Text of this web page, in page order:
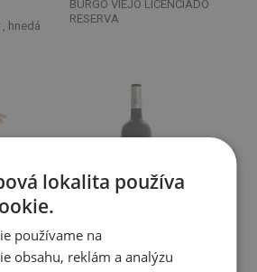
hnedá
BURGO VIEJO LICENCIADO
RESERVA
lokalita používa
používame na
obsahu, reklám a analýzu